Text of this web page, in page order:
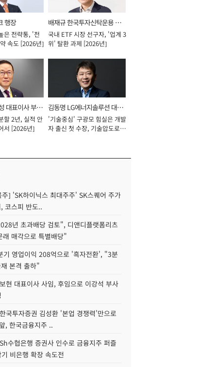
행장
은 전략통, '전
속도 [2026년]
배재규 한국투자신탁운용 대
표이사 사장
국내 ETF 시장 선구자, '업계 3
위' 탈환 과제 [2026년]
대표이사 부회
할 2년, 실적 안
서 [2026년]
김동명 LG에너지솔루션 대표
이사 사장
'기술중심' 구광모 힘실은 개발
자 출신 첫 수장, 기술압도로
] 'SK하이닉스 최대주주' SK스퀘어 주가
코스피 반도..
년 초과배당 검토", 디앤디플랫폼리츠
래 매각으로 특별배당"
기 영업이익 208억으로 '흑자전환', "3분
본격 출하"
현 대표이사 사임, 후임으로 이강석 부사
국투자증권 김성환 '본업 경쟁력'만으로
, 한국금융지주 ..
수협은행 증권사 인수로 금융지주 퍼즐
비은행 확장 속도전